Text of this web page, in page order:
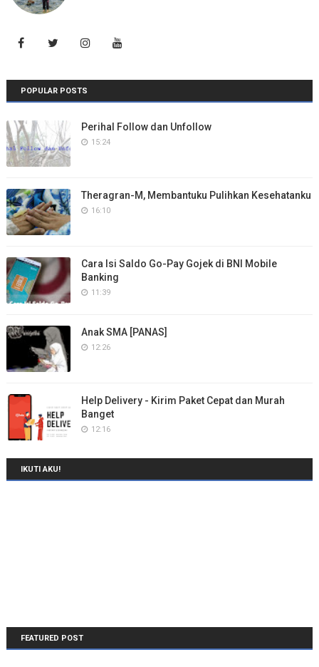
POPULAR POSTS
Perihal Follow dan Unfollow
15:24
Theragran-M, Membantuku Pulihkan Kesehatanku
16:10
Cara Isi Saldo Go-Pay Gojek di BNI Mobile
Banking
11:39
Anak SMA [PANAS]
12:26
Help Delivery - Kirim Paket Cepat dan Murah
Banget
12:16
IKUTI AKU!
FEATURED POST